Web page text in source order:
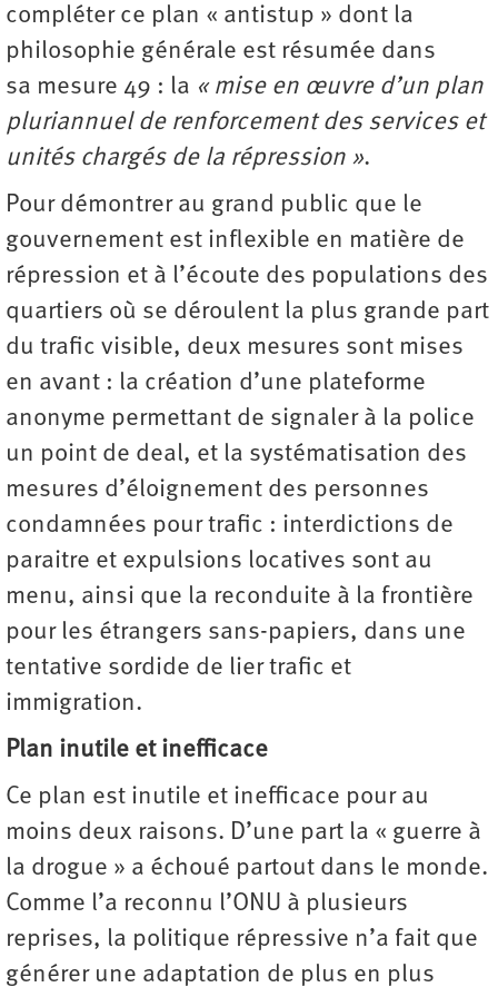
compléter ce plan « anti­stup » dont la
philosophie générale est résumée dans
sa mesure 49 : la « mise en œuvre d’un plan
pluri­annuel de renforcement des services et
unités chargés de la répression ».
Pour démontrer au grand public que le
gouvernement est inflexible en matière de
répression et à l’écoute des populations des
quartiers où se déroulent la plus grande part
du trafic visible, deux mesures sont mises
en avant : la création d’une plateforme
anonyme permettant de signaler à la police
un point de deal, et la systématisation des
mesures d’éloignement des personnes
condamnées pour trafic : interdictions de
paraitre et expulsions locatives sont au
menu, ainsi que la reconduite à la frontière
pour les étrangers sans-papiers, dans une
tentative sordide de lier trafic et
immigration.
Plan inutile et inefficace
Ce plan est inutile et inefficace pour au
moins deux raisons. D’une part la « guerre à
la drogue » a échoué partout dans le monde.
Comme l’a reconnu l’ONU à plusieurs
reprises, la politique répressive n’a fait que
générer une adaptation de plus en plus